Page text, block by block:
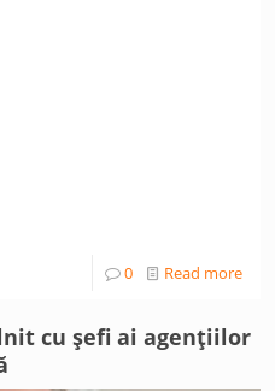
0 Read more
cu șefi ai agențiilor